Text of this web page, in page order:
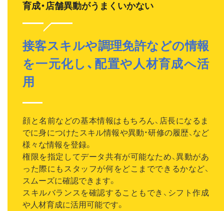
育成・店舗異動がうまくいかない
接客スキルや調理免許などの情報
を一元化し、配置や人材育成へ活
用
顔と名前などの基本情報はもちろん、店長になるま
でに身につけたスキル情報や異動・研修の履歴、など
様々な情報を登録。
権限を指定してデータ共有が可能なため、異動があ
った際にもスタッフが何をどこまでできるかなど、
スムーズに確認できます。
スキルバランスを確認することもでき、シフト作成
や人材育成に活用可能です。